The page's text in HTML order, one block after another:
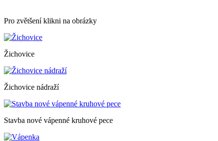
Pro zvětšení klikni na obrázky
Žichovice
Žichovice nádraží
Stavba nové vápenné kruhové pece